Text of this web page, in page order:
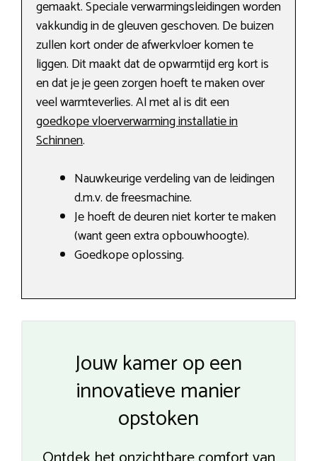
gemaakt. Speciale verwarmingsleidingen worden
vakkundig in de gleuven geschoven. De buizen
zullen kort onder de afwerkvloer komen te
liggen. Dit maakt dat de opwarmtijd erg kort is
en dat je je geen zorgen hoeft te maken over
veel warmteverlies. Al met al is dit een
goedkope vloerverwarming installatie in
Schinnen.
Nauwkeurige verdeling van de leidingen
d.m.v. de freesmachine.
Je hoeft de deuren niet korter te maken
(want geen extra opbouwhoogte).
Goedkope oplossing.
Jouw kamer op een
innovatieve manier
opstoken